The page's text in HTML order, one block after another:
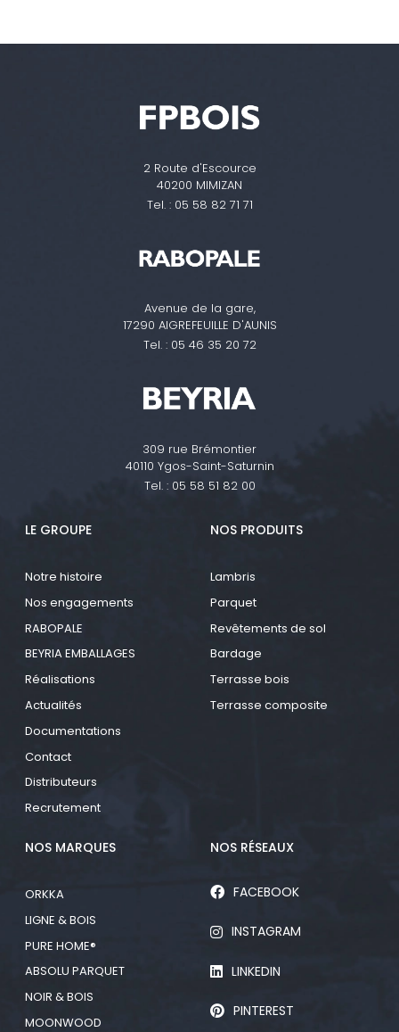
2 Route d'Escource
40200 MIMIZAN
Tel. : 05 58 82 71 71
Avenue de la gare,
17290 AIGREFEUILLE D'AUNIS
Tel. : 05 46 35 20 72
309 rue Brémontier
40110 Ygos-Saint-Saturnin
Tel. : 05 58 51 82 00
LE GROUPE
Notre histoire
Nos engagements
RABOPALE
BEYRIA EMBALLAGES
Réalisations
Actualités
Documentations
Contact
Distributeurs
Recrutement
NOS PRODUITS
Lambris
Parquet
Revêtements de sol
Bardage
Terrasse bois
Terrasse composite
NOS MARQUES
ORKKA
LIGNE & BOIS
PURE HOME®
ABSOLU PARQUET
NOIR & BOIS
MOONWOOD
NOS RÉSEAUX
FACEBOOK
INSTAGRAM
LINKEDIN
PINTEREST